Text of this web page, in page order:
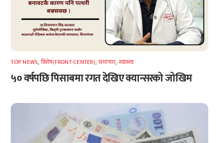
TOP NEWS, विशेष(FRONT-CENTER),समाचार, स्वास्थ्य
५० वर्षपछि पिसाबमा रगत देखिए क्यान्सरको जोखिम